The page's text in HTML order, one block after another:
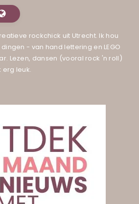
rockchick uit Utrecht. Ik hou
- van hand lettering en LEGO
Lezen, dansen (vooral rock 'n roll)
erg leuk.